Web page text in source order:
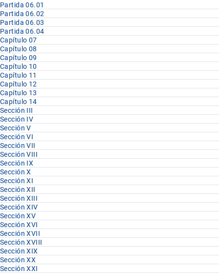
Partida 06.01
Partida 06.02
Partida 06.03
Partida 06.04
Capítulo 07
Capítulo 08
Capítulo 09
Capítulo 10
Capítulo 11
Capítulo 12
Capítulo 13
Capítulo 14
Sección III
Sección IV
Sección V
Sección VI
Sección VII
Sección VIII
Sección IX
Sección X
Sección XI
Sección XII
Sección XIII
Sección XIV
Sección XV
Sección XVI
Sección XVII
Sección XVIII
Sección XIX
Sección XX
Sección XXI